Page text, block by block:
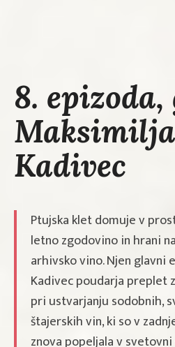
8. epizoda,
Kadivec
Ptujska klet domuje v
letno zgodovino in hrani
arhivsko vino. Njen glavni
Kadivec poudarja preplet
pri ustvarjanju sodobnih,
štajerskih vin, ki so v
znova popeljala v